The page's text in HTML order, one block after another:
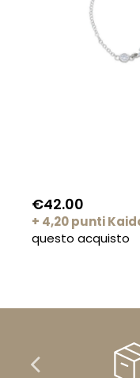
€42.00
+ 4,20 punti
questo acquisto